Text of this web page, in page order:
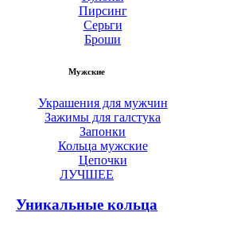
Пирсинг
Серьги
Броши
Мужские
Украшения для мужчин
Зажимы для галстука
Запонки
Кольца мужские
Цепочки
ЛУЧШЕЕ
Уникальные кольца